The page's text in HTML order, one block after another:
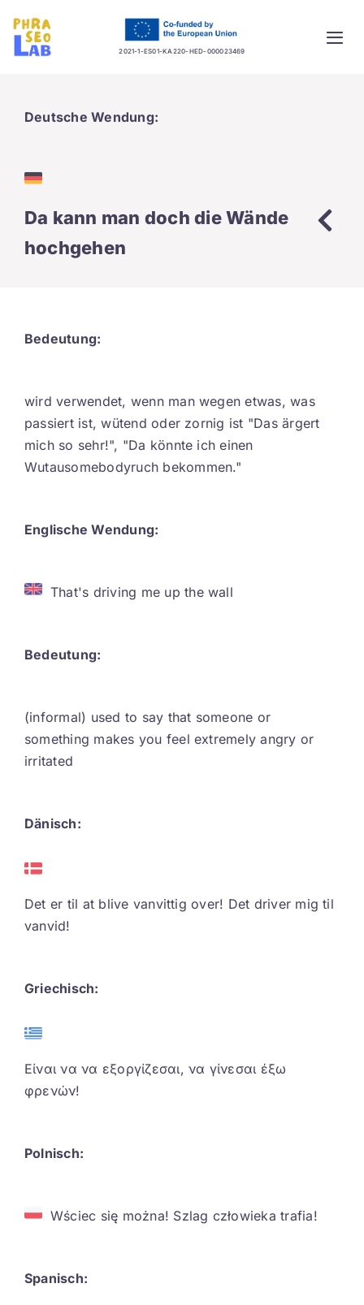
content
2021-1-ES01-KA220-HED-000023469
DE
Deutsche Wendung:
Da kann man doch die Wände
hochgehen
Bedeutung:
wird verwendet, wenn man wegen etwas, was
passiert ist, wütend oder zornig ist "Das ärgert
mich so sehr!", "Da könnte ich einen
Wutausomebodyruch bekommen."
Englische Wendung:
That's driving me up the wall
Bedeutung:
(informal) used to say that someone or
something makes you feel extremely angry or
irritated
Dänisch:
Det er til at blive vanvittig over! Det driver mig til
vanvid!
Griechisch:
Είναι να να εξοργίζεσαι, να γίνεσαι έξω
φρενών!
Polnisch:
Wściec się można! Szlag człowieka trafia!
Spanisch: